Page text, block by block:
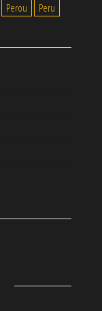
Perou Peru